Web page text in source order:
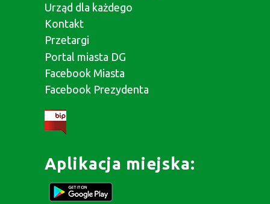
Urząd dla każdego
Kontakt
Przetargi
Portal miasta DG
Facebook Miasta
Facebook Prezydenta
Aplikacja miejska: